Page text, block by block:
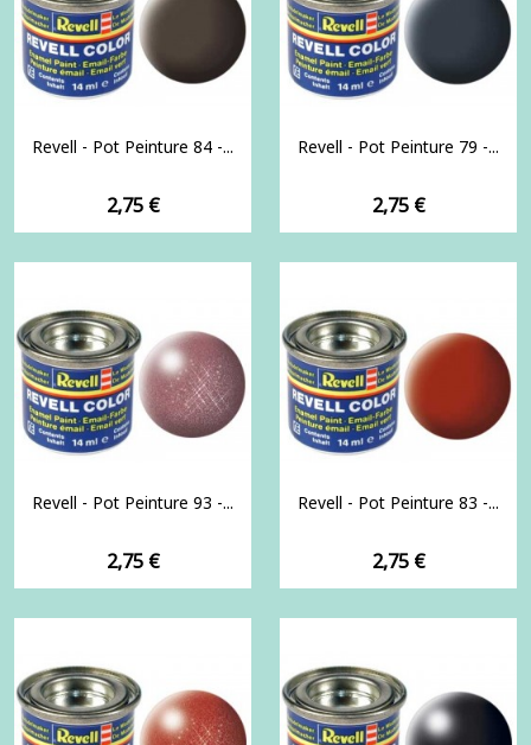
Revell - Pot Peinture 84 -...
Prix
2,75 €
Revell - Pot Peinture 79 -...
Prix
2,75 €
Revell - Pot Peinture 93 -...
Prix
2,75 €
Revell - Pot Peinture 83 -...
Prix
2,75 €